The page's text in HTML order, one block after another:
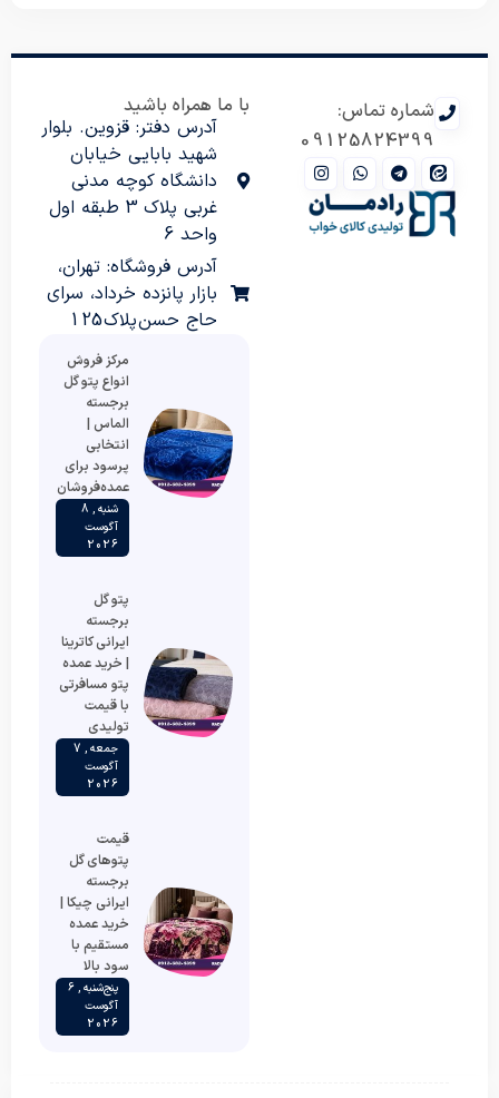
شماره تماس:
09125824399
با ما همراه باشید
آدرس دفتر: قزوین. بلوار
شهید بابایی خیابان
دانشگاه کوچه مدنی
غربی پلاک 3 طبقه اول
واحد 6
آدرس فروشگاه: تهران،
بازار پانزده خرداد، سرای
حاج حسن پلاک 125
مرکز فروش
انواع پتو گل
برجسته
الماس |
انتخابی
پرسود برای
عمده‌فروشان
شنبه , 8
آگوست
2026
پتو گل
برجسته
ایرانی کاترینا
| خرید عمده
پتو مسافرتی
با قیمت
تولیدی
جمعه , 7
آگوست
2026
قیمت
پتوهای گل
برجسته
ایرانی چیکا |
خرید عمده
مستقیم با
سود بالا
پنج‌شنبه , 6
آگوست
2026